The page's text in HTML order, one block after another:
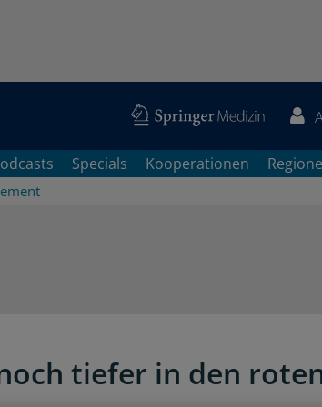
Specials Kooperationen
tiefer in den